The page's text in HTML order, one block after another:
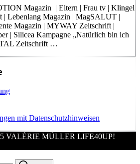
Magazin | Eltern | Frau tv | Klingel
| Lebenlang Magazin | MagSALUT |
Magazin | MYWAY Zeitschrift |
| Silicea Kampagne „Natürlich bin ich
Zeitschrift …
mit Datenschutzhinweisen
VALÉRIE MÜLLER LIFE40UP!